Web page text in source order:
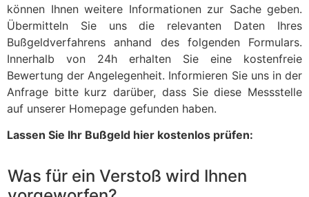
können Ihnen weitere Informationen zur Sache geben.
Übermitteln Sie uns die relevanten Daten Ihres
Bußgeldverfahrens anhand des folgenden Formulars.
Innerhalb von 24h erhalten Sie eine kostenfreie
Bewertung der Angelegenheit. Informieren Sie uns in der
Anfrage bitte kurz darüber, dass Sie diese Messstelle
auf unserer Homepage gefunden haben.
Lassen Sie Ihr Bußgeld hier kostenlos prüfen:
Was für ein Verstoß wird Ihnen